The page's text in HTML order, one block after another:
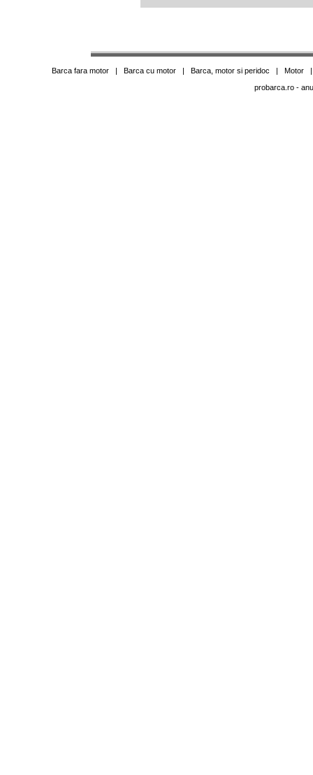
Barca fara motor| Barca cu motor| Barca, motor si peridoc | Motor
probarca.ro-